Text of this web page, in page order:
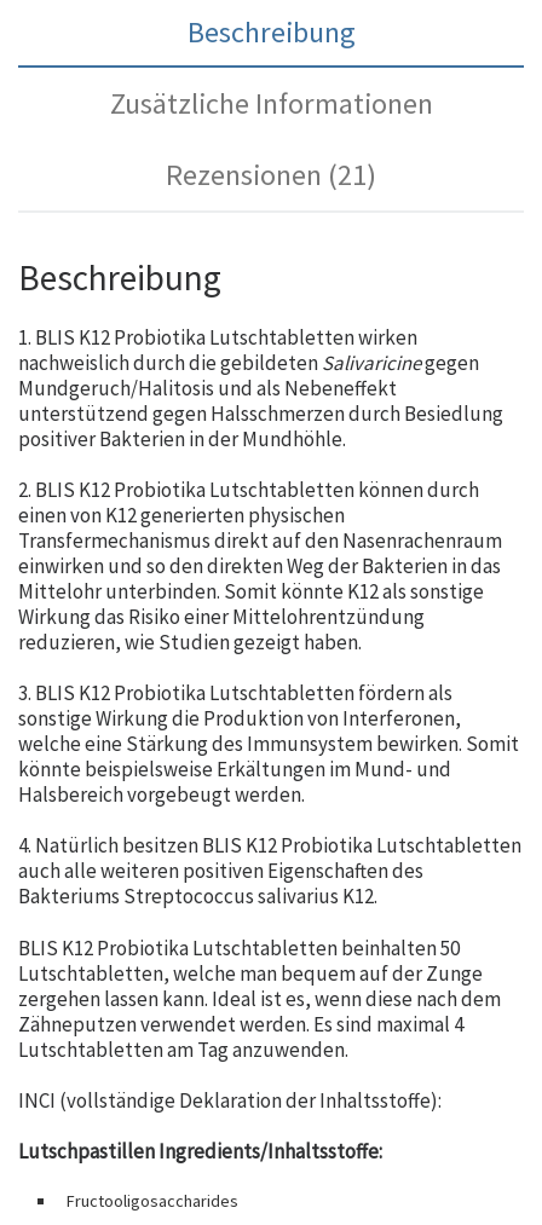
Beschreibung
Zusätzliche Informationen
Rezensionen (21)
Beschreibung
1. BLIS K12 Probiotika Lutschtabletten wirken
nachweislich durch die gebildetenSalivaricinegegen
Mundgeruch/Halitosis und als Nebeneffekt
unterstützend gegen Halsschmerzen durch Besiedlung
positiver Bakterien in der Mundhöhle.
2. BLIS K12 Probiotika Lutschtabletten können durch
einen von K12 generierten physischen
Transfermechanismus direkt auf den Nasenrachenraum
einwirken und so den direkten Weg der Bakterien in das
Mittelohr unterbinden. Somit könnte K12 als sonstige
Wirkung das Risiko einer Mittelohrentzündung
reduzieren, wie Studien gezeigt haben.
3. BLIS K12 Probiotika Lutschtabletten fördern als
sonstige Wirkung die Produktion von Interferonen,
welche eine Stärkung des Immunsystem bewirken. Somit
könnte beispielsweise Erkältungen im Mund- und
Halsbereich vorgebeugt werden.
4. Natürlich besitzen BLIS K12 Probiotika Lutschtabletten
auch alle weiteren positiven Eigenschaften des
Bakteriums Streptococcus salivarius K12.
BLIS K12 Probiotika Lutschtabletten beinhalten 50
Lutschtabletten, welche man bequem auf der Zunge
zergehen lassen kann. Ideal ist es, wenn diese nach dem
Zähneputzen verwendet werden. Es sind maximal 4
Lutschtabletten am Tag anzuwenden.
INCI (vollständige Deklaration der Inhaltsstoffe):
Lutschpastillen Ingredients/Inhaltsstoffe:
Fructooligosaccharides